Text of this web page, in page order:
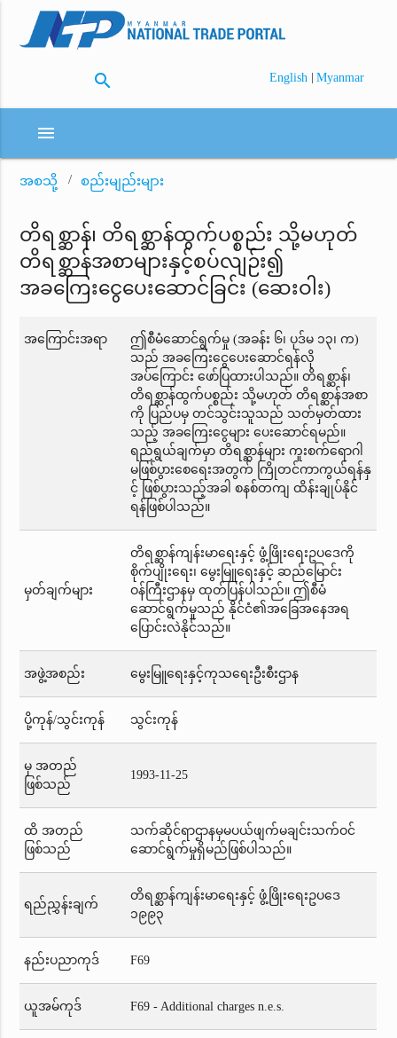
search English | Myanmar
menu
အစသို့ စည်းမျည်းများ
တိရစ္ဆာန်၊ တိရစ္ဆာန်ထွက်ပစ္စည်း သို့မဟုတ်
တိရစ္ဆာန်အစာများနှင့်စပ်လျဉ်း၍
အခကြေးငွေပေးဆောင်ခြင်း (ဆေးဝါး)
အကြောင်းအရာ
ဤစီမံဆောင်ရွက်မှု (အခန်း ၆၊ ပုဒ်မ ၁၃၊ က)
သည် အခကြေးငွေပေးဆောင်ရန်လို
အပ်ကြောင်း ဖော်ပြထားပါသည်။ တိရစ္ဆာန်၊
တိရစ္ဆာန်ထွက်ပစ္စည်း သို့မဟုတ် တိရစ္ဆာန်အစာ
ကို ပြည်ပမှ တင်သွင်းသူသည် သတ်မှတ်ထား
သည့် အခကြေးငွေများ ပေးဆောင်ရမည်။
ရည်ရွယ်ချက်မှာ တိရစ္ဆာန်များ ကူးစက်ရောဂါ
မဖြစ်ပွားစေရေးအတွက် ကြိုတင်ကာကွယ်ရန်နှ
င့် ဖြစ်ပွားသည့်အခါ စနစ်တကျ ထိန်းချုပ်နိုင်
ရန်ဖြစ်ပါသည်။
မှတ်ချက်များ
တိရစ္ဆာန်ကျန်းမာရေးနှင့် ဖွံ့ဖြိုးရေးဥပဒေကို
စိုက်ပျိုးရေး၊ မွေးမြူရေးနှင့် ဆည်မြောင်း
ဝန်ကြီးဌာနမှ ထုတ်ပြန်ပါသည်။ ဤစီမံ
ဆောင်ရွက်မှုသည် နိုင်ငံ၏အခြေအနေအရ
ပြောင်းလဲနိုင်သည်။
အဖွဲ့အစည်း မွေးမြူရေးနှင့်ကုသရေးဦးစီးဌာန
ပို့ကုန်/သွင်းကုန် သွင်းကုန်
မှ အတည်
ဖြစ်သည်
1993-11-25
ထိ အတည်
ဖြစ်သည်
သက်ဆိုင်ရာဌာနမှမပယ်ဖျက်မချင်းသက်ဝင်
ဆောင်ရွက်မှုရှိမည်ဖြစ်ပါသည်။
ရည်ညွှန်းချက်
တိရစ္ဆာန်ကျန်းမာရေးနှင့် ဖွံ့ဖြိုးရေးဥပဒေ
၁၉၉၃
နည်းပညာကုဒ် F69
ယူအမ်ကုဒ် F69 - Additional charges n.e.s.